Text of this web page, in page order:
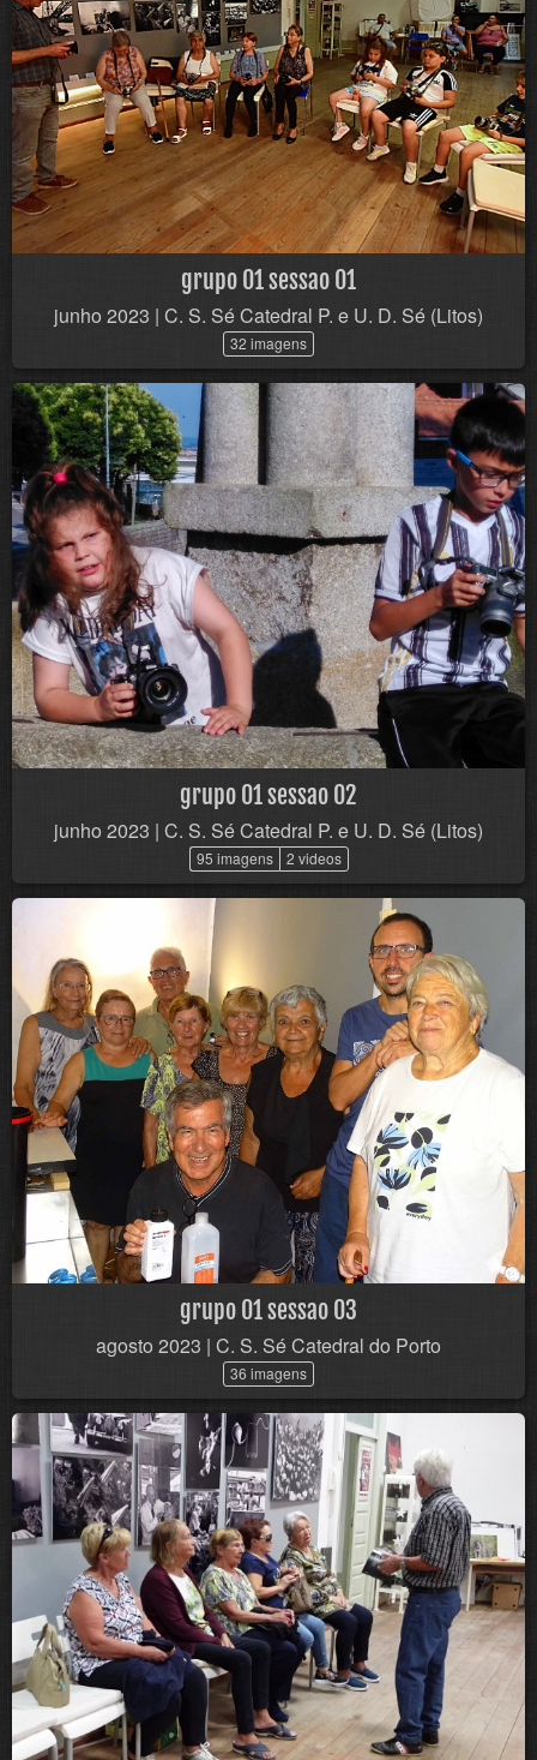
grupo 01 sessao 01
junho 2023 | C. S. Sé Catedral P. e U. D. Sé (Litos)
32 imagens
grupo 01 sessao 02
junho 2023 | C. S. Sé Catedral P. e U. D. Sé (Litos)
95 imagens 2 videos
grupo 01 sessao 03
agosto 2023 | C. S. Sé Catedral do Porto
36 imagens